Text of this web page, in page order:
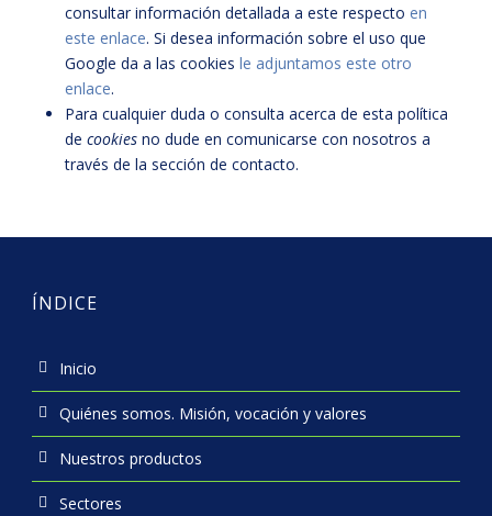
consultar información detallada a este respecto en
este enlace. Si desea información sobre el uso que
Google da a las cookies le adjuntamos este otro
enlace.
Para cualquier duda o consulta acerca de esta política
de cookies no dude en comunicarse con nosotros a
través de la sección de contacto.
ÍNDICE
Inicio
Quiénes somos. Misión, vocación y valores
Nuestros productos
Sectores